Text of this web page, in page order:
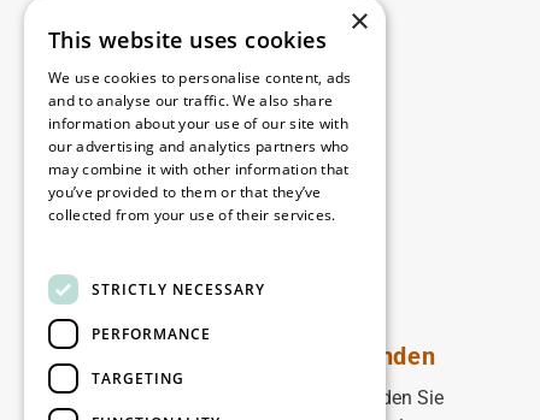
Rechtliches
Disclaimer
Privacy policy
Cookie policy
Kontakt
Bleiben Sie auf dem Laufenden
Bleiben Sie auf dem Laufenden: Melden Sie
×
This website uses cookies
We use cookies to personalise content, ads
and to analyse our traffic. We also share
information about your use of our site with
our advertising and analytics partners who
may combine it with other information that
you’ve provided to them or that they’ve
collected from your use of their services.
STRICTLY NECESSARY
PERFORMANCE
TARGETING